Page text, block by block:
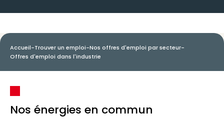
Accueil-Trouver un emploi-Nos offres d'emploi par secteur-
Offres d'emploi dans l'industrie
Nos énergies en commun